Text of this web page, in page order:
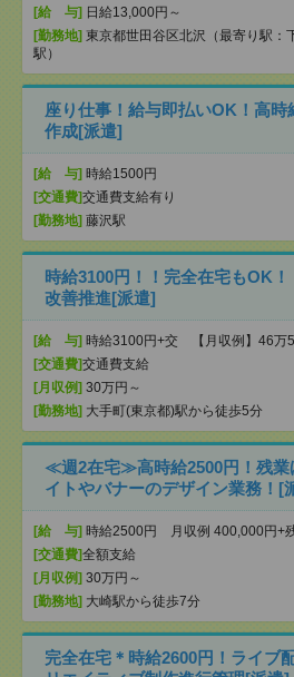
[給 与] 日給13,000円～
[勤務地] 東京都世田谷区北沢（最寄り駅：
駅）
座り仕事！給与即払いOK！高時
作成[派遣]
[給 与] 時給1500円
[交通費]交通費支給有り
[勤務地] 藤沢駅
時給3100円！！完全在宅もOK
改善推進[派遣]
[給 与] 時給3100円+交 【月収例】46万
[交通費]交通費支給
[月収例] 30万円～
[勤務地] 大手町(東京都)駅から徒歩5分
≪週2在宅≫高時給2500円！残業
イトやバナーのデザイン業務！[
[給 与] 時給2500円 月収例 400,000円+
[交通費]全額支給
[月収例] 30万円～
[勤務地] 大崎駅から徒歩7分
完全在宅＊時給2600円！ライブ